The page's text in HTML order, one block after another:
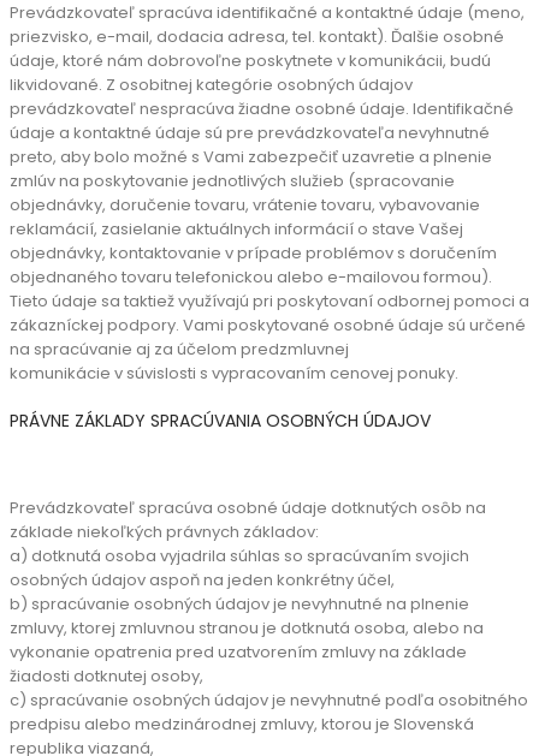
Prevádzkovateľ spracúva identifikačné a kontaktné údaje (meno,
priezvisko, e-mail, dodacia adresa, tel. kontakt). Ďalšie osobné
údaje, ktoré nám dobrovoľne poskytnete v komunikácii, budú
likvidované. Z osobitnej kategórie osobných údajov
prevádzkovateľ nespracúva žiadne osobné údaje. Identifikačné
údaje a kontaktné údaje sú pre prevádzkovateľa nevyhnutné
preto, aby bolo možné s Vami zabezpečiť uzavretie a plnenie
zmlúv na poskytovanie jednotlivých služieb (spracovanie
objednávky, doručenie tovaru, vrátenie tovaru, vybavovanie
reklamácií, zasielanie aktuálnych informácií o stave Vašej
objednávky, kontaktovanie v prípade problémov s doručením
objednaného tovaru telefonickou alebo e-mailovou formou).
Tieto údaje sa taktiež využívajú pri poskytovaní odbornej pomoci a
zákazníckej podpory. Vami poskytované osobné údaje sú určené
na spracúvanie aj za účelom predzmluvnej
komunikácie v súvislosti s vypracovaním cenovej ponuky.
PRÁVNE ZÁKLADY SPRACÚVANIA OSOBNÝCH ÚDAJOV
Prevádzkovateľ spracúva osobné údaje dotknutých osôb na
základe niekoľkých právnych základov:
a) dotknutá osoba vyjadrila súhlas so spracúvaním svojich
osobných údajov aspoň na jeden konkrétny účel,
b) spracúvanie osobných údajov je nevyhnutné na plnenie
zmluvy, ktorej zmluvnou stranou je dotknutá osoba, alebo na
vykonanie opatrenia pred uzatvorením zmluvy na základe
žiadosti dotknutej osoby,
c) spracúvanie osobných údajov je nevyhnutné podľa osobitného
predpisu alebo medzinárodnej zmluvy, ktorou je Slovenská
republika viazaná,